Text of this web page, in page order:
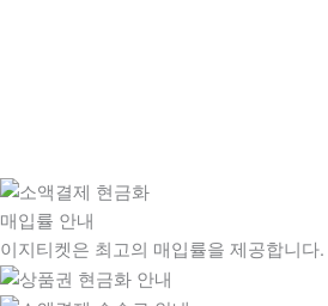
매입률 안내
이지티켓은 최고의 매입률을 제공합니다.